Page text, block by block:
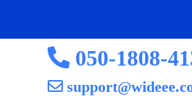
050-1808-